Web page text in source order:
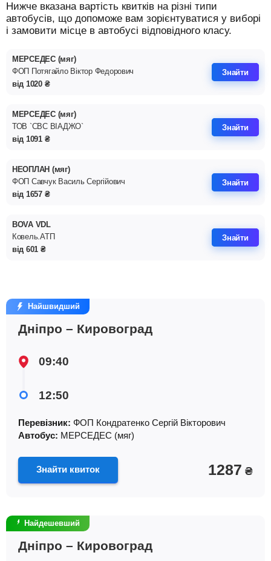
Нижче вказана вартість квитків на різні типи
автобусів, що допоможе вам зорієнтуватися у виборі
і замовити місце в автобусі відповідного класу.
МЕРСЕДЕС (мяг)
ФОП Потягайло Вiктор Федорович
від 1020 ₴
Знайти
НЕОПЛАН (мяг)
ФОП Савчук Василь Сергiйович
від 1657 ₴
Знайти
МЕРСЕДЕС (мяг)
ТОВ `СВС ВIАДЖО`
від 1091 ₴
Знайти
BOVA VDL
Ковель.АТП
від 601 ₴
Знайти
Найшвидший
Дніпро – Кировоград
09:40
12:50
Перевізник: ФОП Кондратенко Сергiй Вiкторович
Автобус: МЕРСЕДЕС (мяг)
Знайти квиток 1287 ₴
Найдешевший
Дніпро – Кировоград